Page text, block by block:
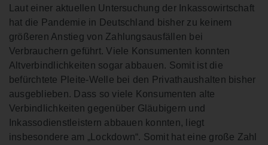
Laut einer aktuellen Untersuchung der Inkassowirtschaft
hat die Pandemie in Deutschland bisher zu keinem
größeren Anstieg von Zahlungsausfällen bei
Verbrauchern geführt. Viele Konsumenten konnten
Altverbindlichkeiten sogar abbauen. Somit ist die
befürchtete Pleite-Welle bei den Privathaushalten bisher
ausgeblieben. Dass so viele Konsumenten alte
Verbindlichkeiten gegenüber Gläubigern und
Inkassodienstleistern abbauen konnten, liegt
insbesondere am „Lockdown“. Somit hat eine große Zahl